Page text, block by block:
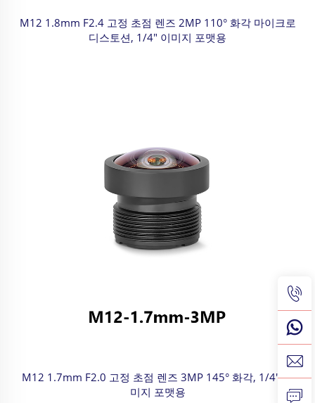
M12 1.8mm F2.4 고정 초점 렌즈 2MP 110° 화각 마이크로
디스토션, 1/4" 이미지 포맷용
M12 1.7mm F2.0 고정 초점 렌즈 3MP 145° 화각, 1/4" 이
미지 포맷용